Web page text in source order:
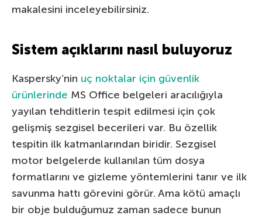
makalesini inceleyebilirsiniz.
Sistem açıklarını nasıl buluyoruz
Kaspersky’nin uç noktalar için güvenlik
ürünlerinde MS Office belgeleri aracılığıyla
yayılan tehditlerin tespit edilmesi için çok
gelişmiş sezgisel becerileri var. Bu özellik
tespitin ilk katmanlarından biridir. Sezgisel
motor belgelerde kullanılan tüm dosya
formatlarını ve gizleme yöntemlerini tanır ve ilk
savunma hattı görevini görür. Ama kötü amaçlı
bir obje bulduğumuz zaman sadece bunun